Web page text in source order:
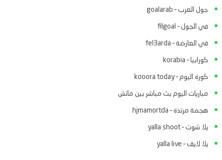
جول العرب – goalarab
في الجول – filgoal
في العارضة – fel3arda
كورابيا – korabia
كورة اليوم – kooora today
مباريات اليوم بث مباشر بين ماتش
هجمة مرتدة – hjmamortda
يلا شوت – yalla shoot
يلا لايف – yalla live